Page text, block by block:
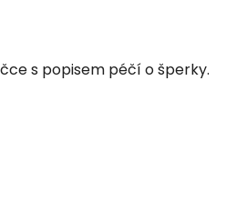
s popisem péčí o šperky.